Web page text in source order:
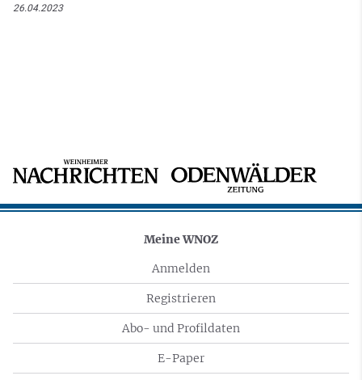
26.04.2023
Meine WNOZ
Anmelden
Registrieren
Abo- und Profildaten
E-Paper